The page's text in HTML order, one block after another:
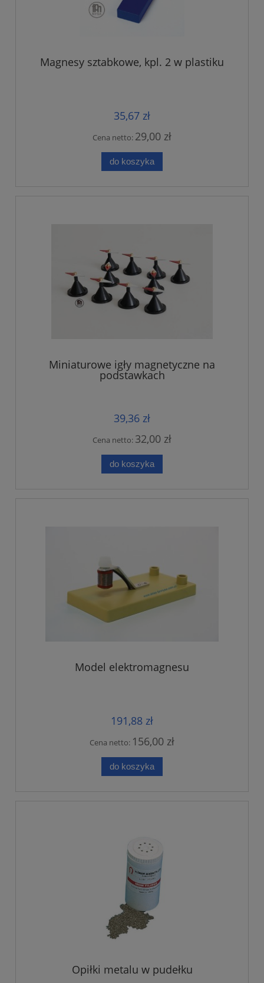
Magnesy sztabkowe, kpl. 2 w plastiku
35,67 zł
Cena netto: 29,00 zł
do koszyka
Miniaturowe igły magnetyczne na
podstawkach
39,36 zł
Cena netto: 32,00 zł
do koszyka
Model elektromagnesu
191,88 zł
Cena netto: 156,00 zł
do koszyka
Opiłki metalu w pudełku